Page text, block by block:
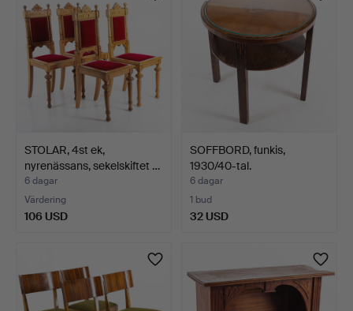
STOLAR, 4st ek,
nyrenässans, sekelskiftet …
6 dagar
Värdering
106 USD
SOFFBORD, funkis,
1930/40-tal.
6 dagar
1 bud
32 USD